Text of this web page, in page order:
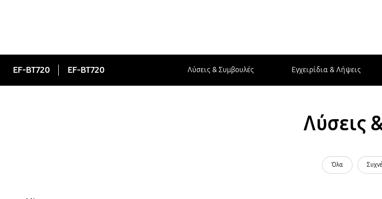
EF-BT720 EF-BT720 Λύσεις & Συμβουλές Εγχειρίδια & Λήψεις
Λύσεις
Όλα